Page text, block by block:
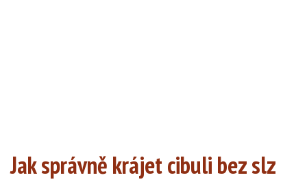
Jak správně krájet cibuli bez slz